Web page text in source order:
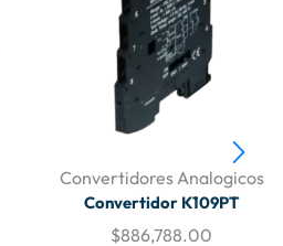
Convertidores Analogicos
Convertidor K109PT
$886,788.00